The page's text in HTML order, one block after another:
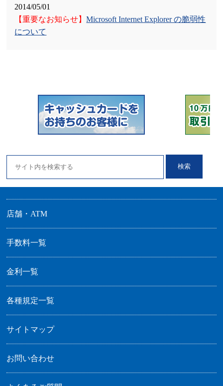
「きゃっするカードローン」「きゃっするフリーロー
ン」契約規定等の改定について
2024/05/02
各種手数料の一部改定について
預金金利の引き上げについて
「健康経営優良法人2024（中小規模法人部門）」に認
定されました
2024/03/19
ＡＴＭ廃止のお知らせ（佐那河内出張所）
スマホ決済サービス「Bank Pay」の取扱開始について
2024/01/18
2024/01/18
契約内容の公表について
2024/01/05
2014/05/01
【重要なお知らせ】Microsoft Internet Explorer の脆弱性
について
検索
店舗・ATM
手数料一覧
金利一覧
各種規定一覧
サイトマップ
お問い合わせ